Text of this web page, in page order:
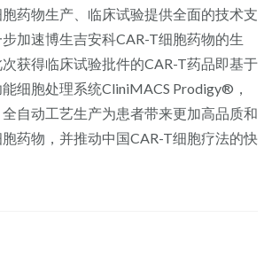
药物生产、临床试验提供全面的技术支
加速博生吉安科CAR-T细胞药物的生
获得临床试验批件的CAR-T药品即基于
细胞处理系统CliniMACS Prodigy®，
自动工艺生产为患者带来更加高品质和
药物，并推动中国CAR-T细胞疗法的快